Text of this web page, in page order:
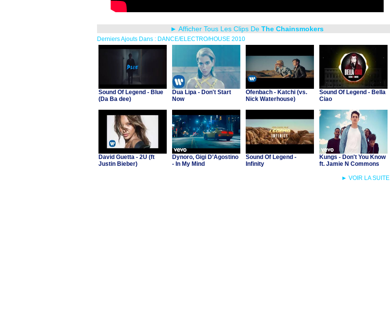
► Afficher Tous Les Clips De The Chainsmokers
Derniers Ajouts Dans : DANCE/ELECTRO/HOUSE 2010
Sound Of Legend - Blue
(Da Ba dee)
Dua Lipa - Don't Start
Now
Ofenbach - Katchi (vs.
Nick Waterhouse)
Sound Of Legend - Bella
Ciao
David Guetta - 2U (ft
Justin Bieber)
Dynoro, Gigi D’Agostino
- In My Mind
Sound Of Legend -
Infinity
Kungs - Don't You Know
ft. Jamie N Commons
► VOIR LA SUITE